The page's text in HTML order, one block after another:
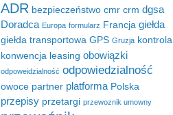
ADR bezpieczeństwo cmr crm dgsa
Doradca Europa formularz Francja giełda
giełda transportowa GPS Gruzja kontrola
konwencja leasing obowiązki
odpoweidzialność odpowiedzialność
owoce partner platforma Polska
przepisy przetargi przewoznik umowny